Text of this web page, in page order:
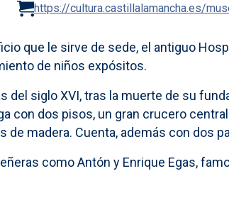
https://cultura.castillalamancha.es/
que le sirve de sede, el antiguo
de niños expósitos.
siglo XVI, tras la muerte de su
con dos pisos, un gran crucero
de madera. Cuenta, además con dos
como Antón y Enrique Egas,